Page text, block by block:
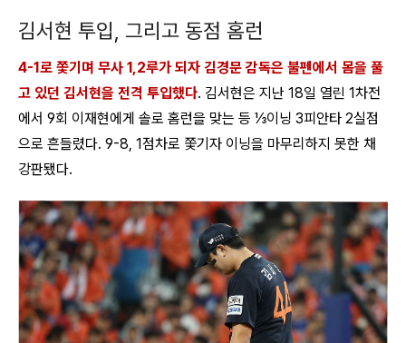
김서현 투입, 그리고 동점 홈런
4-1로 쫓기며 무사 1,2루가 되자 김경문 감독은 불펜에서 몸을 풀
고 있던 김서현을 전격 투입했다. 김서현은 지난 18일 열린 1차전
에서 9회 이재현에게 솔로 홈런을 맞는 등 ⅓이닝 3피안타 2실점
으로 흔들렸다. 9-8, 1점차로 쫓기자 이닝을 마무리하지 못한 채
강판됐다.